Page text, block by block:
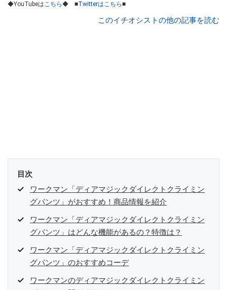
◆YouTubeはこちら◆ ■Twitterはこちら■
このイチオシストの他の記事を読む
目次
ワークマン「ディアマジックダイレクトクライミン
グパンツ」がおすすめ！商品情報を紹介
ワークマン「ディアマジックダイレクトクライミン
グパンツ」はどんな機能があるの？特徴は？
ワークマン「ディアマジックダイレクトクライミン
グパンツ」のおすすめコーデ
ワークマンのディアマジックダイレクトクライミン